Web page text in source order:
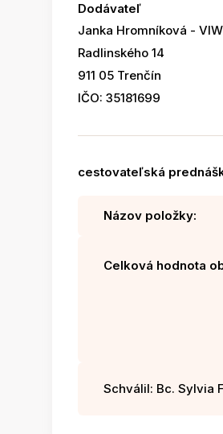
Dodávateľ
Janka Hromníková -
Radlinského 14
911 05 Trenčín
IČO: 35181699
cestovateľská
Názov položky:
Celková hodnota
Schválil: Bc. Sylvia